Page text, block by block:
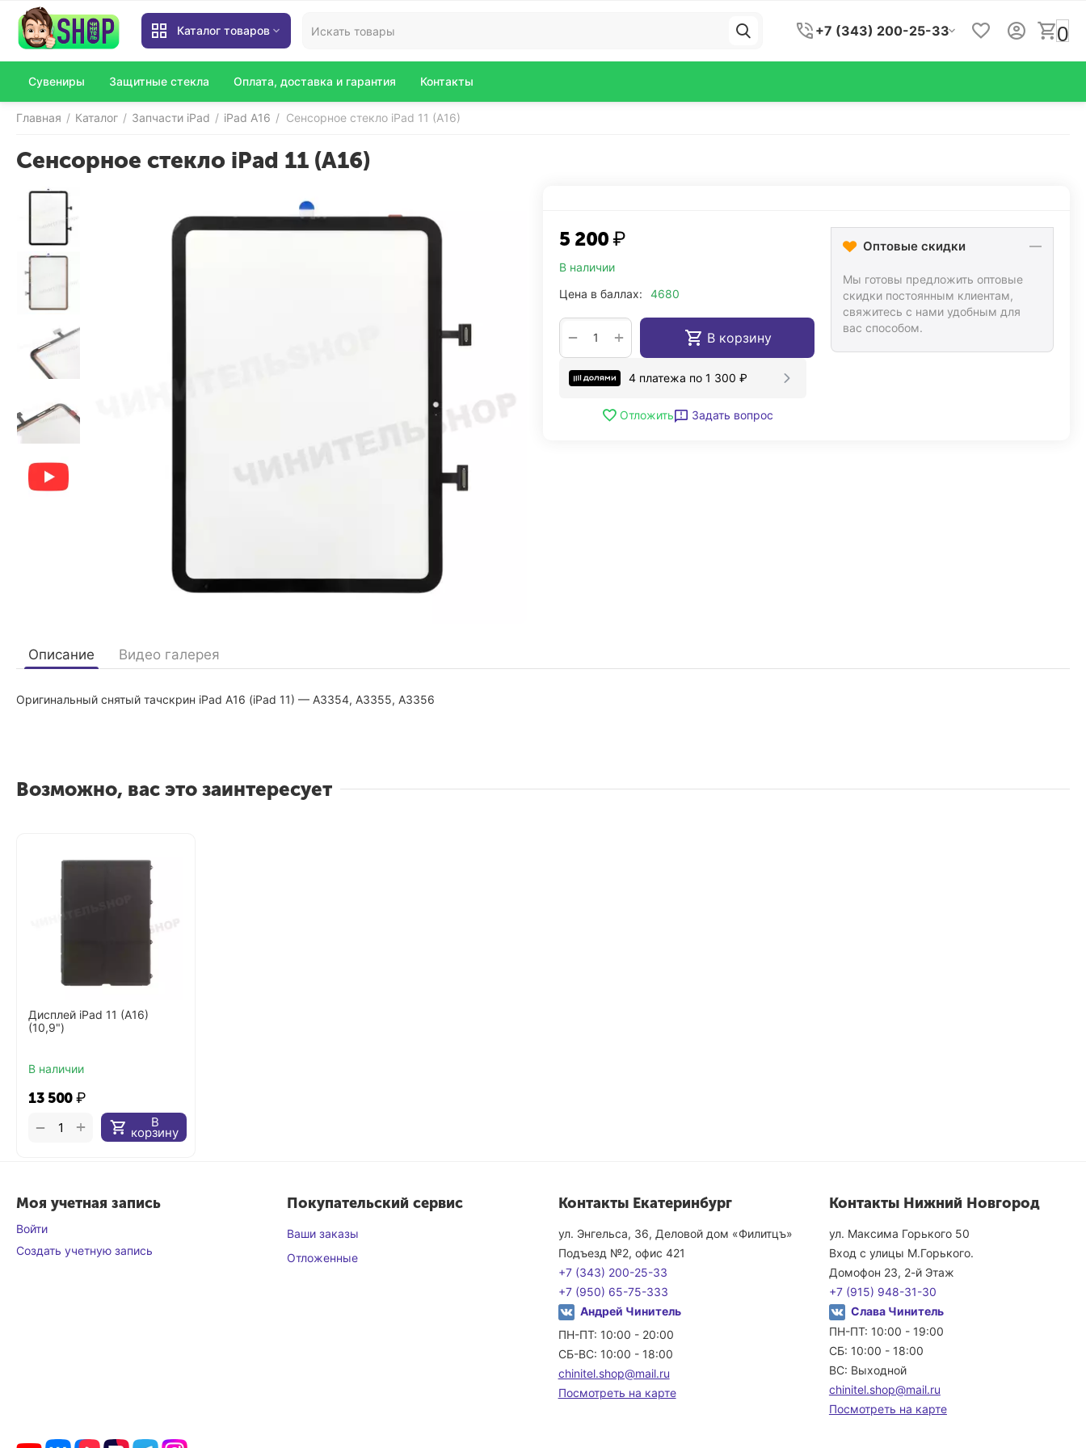
Каталог товаров +7 (343) 200-25-33 0
Сувениры Защитные стекла Оплата, доставка и гарантия Контакты
Главная / Каталог / Запчасти iPad / iPad A16 / Сенсорное стекло iPad 11 (A16)
Сенсорное стекло iPad 11 (A16)
5 200₽
В наличии
Цена в баллах:
4680
+
− В корзину
4 платежа по 1 300 ₽
Отложить Задать вопрос
Оптовые скидки
Мы готовы предложить оптовые
скидки постоянным клиентам,
свяжитесь с нами удобным для
вас способом.
Описание Видео галерея
Оригинальный снятый тачскрин iPad A16 (iPad 11) — A3354, A3355, A3356
Возможно, вас это заинтересует
Дисплей iPad 11 (A16)
(10,9")
В наличии
13 500₽
В
корзину
+
−
Моя учетная запись
Войти
Создать учетную запись
Покупательский сервис
Ваши заказы
Отложенные
Контакты Екатеринбург
ул. Энгельса, 36, Деловой дом «Филитцъ»
Подъезд №2, офис 421
+7 (343) 200-25-33
+7 (950) 65-75-333
Андрей Чинитель
ПН-ПТ: 10:00 - 20:00
СБ-ВС: 10:00 - 18:00
chinitel.shop@mail.ru
Посмотреть на карте
Контакты Нижний Новгород
ул. Максима Горького 50
Вход с улицы М.Горького.
Домофон 23, 2-й Этаж
+7 (915) 948-31-30
Слава Чинитель
ПН-ПТ: 10:00 - 19:00
СБ: 10:00 - 18:00
ВС: Выходной
chinitel.shop@mail.ru
Посмотреть на карте